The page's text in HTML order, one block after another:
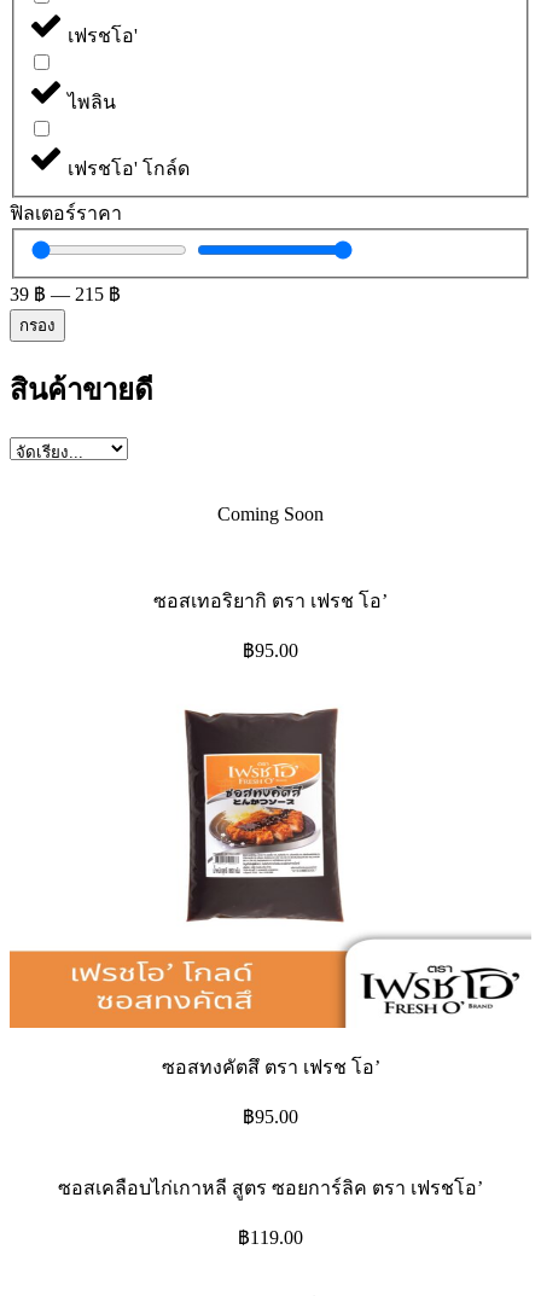
เฟรชโอ'
ไพลิน
เฟรชโอ' โกล์ด
ฟิลเตอร์ราคา
39 ฿ — 215 ฿
กรอง
สินค้าขายดี
Coming Soon
ซอสเทอริยากิ ตรา เฟรช โอ’
฿95.00
ซอสทงคัตสึ ตรา เฟรช โอ’
฿95.00
ซอสเคลือบไก่เกาหลี สูตร ซอยการ์ลิค ตรา เฟรชโอ’
฿119.00